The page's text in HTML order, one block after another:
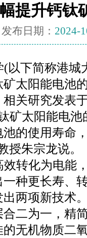
提升钙钛
发布日期： 2024-
以下简称港城
太阳能电池
关研究发表
矿太阳能电
的使用寿命
授朱宗龙说。
转化为电能
种更长寿、
两项新技术
二为一，精
无机物质二